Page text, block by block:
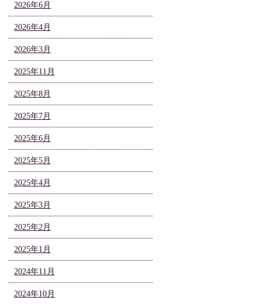
2026年6月
2026年4月
2026年3月
2025年11月
2025年8月
2025年7月
2025年6月
2025年5月
2025年4月
2025年3月
2025年2月
2025年1月
2024年11月
2024年10月